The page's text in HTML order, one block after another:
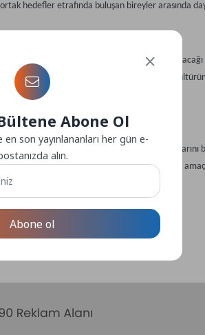
hedefler etrafında buluşan bireyler arasında
Canlı müzik performanslarının yer
vakit geçirmesi, paylaşım ve birlikte olma
ve müzik buluşmalarıyla farklı yaş
arasında sosyal bağların güçlendirilmesi
Abone Ol
son yayınlananları her gün e-
alın.
Abone ol